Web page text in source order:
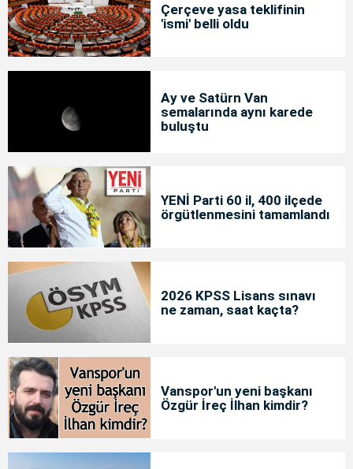
Çerçeve yasa teklifinin
'ismi' belli oldu
Ay ve Satürn Van
semalarında aynı karede
buluştu
YENİ Parti 60 il, 400 ilçede
örgütlenmesini tamamlandı
2026 KPSS Lisans sınavı
ne zaman, saat kaçta?
Vanspor'un yeni başkanı
Özgür İreç İlhan kimdir?